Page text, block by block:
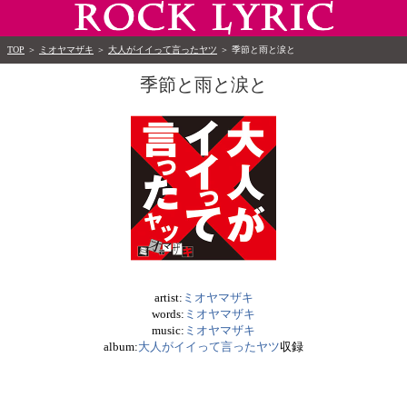
TOP ＞ ミオヤマザキ ＞ 大人がイイって言ったヤツ ＞ 季節と雨と涙と
季節と雨と涙と
artist: ミオヤマザキ
words: ミオヤマザキ
music: ミオヤマザキ
album:大人がイイって言ったヤツ収録